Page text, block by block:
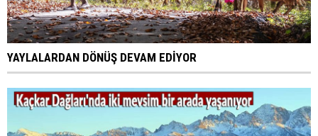
YAYLALARDAN DÖNÜŞ DEVAM EDİYOR